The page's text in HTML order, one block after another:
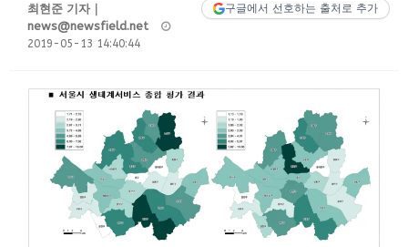
구글에서 선호하는 출처로 추가
최현준 기자｜
news@newsfield.net
2019-05-13 14:40:44